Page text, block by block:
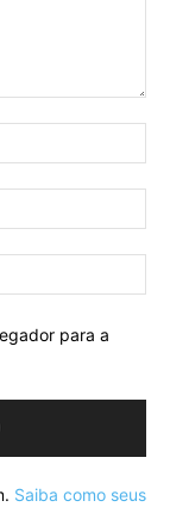
para a
Saiba como seus